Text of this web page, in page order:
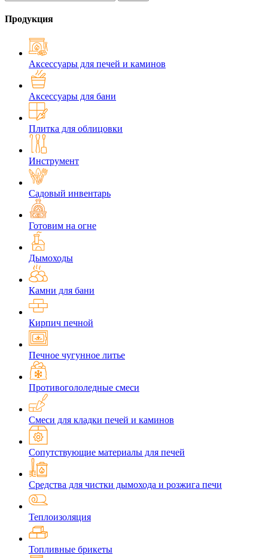
Продукция
Аксессуары для печей и каминов
Аксессуары для бани
Плитка для облицовки
Инструмент
Садовый инвентарь
Готовим на огне
Дымоходы
Камни для бани
Кирпич печной
Печное чугунное литье
Противогололедные смеси
Смеси для кладки печей и каминов
Сопутствующие материалы для печей
Средства для чистки дымохода и розжига печи
Теплоизоляция
Топливные брикеты